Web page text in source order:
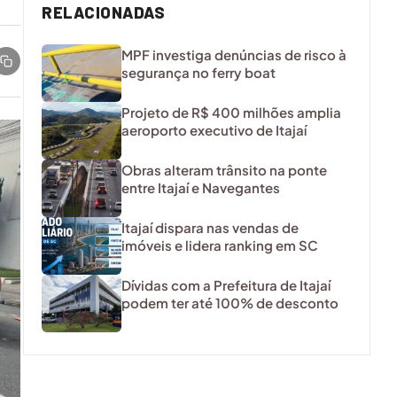
RELACIONADAS
MPF investiga denúncias de risco à
segurança no ferry boat
Projeto de R$ 400 milhões amplia
aeroporto executivo de Itajaí
Obras alteram trânsito na ponte
entre Itajaí e Navegantes
Itajaí dispara nas vendas de
imóveis e lidera ranking em SC
Dívidas com a Prefeitura de Itajaí
podem ter até 100% de desconto